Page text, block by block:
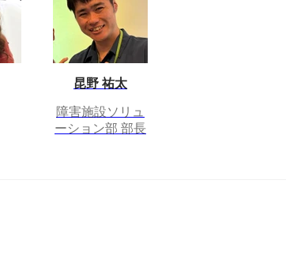
昆野 祐太
障害施設ソリュ
ーション部 部長